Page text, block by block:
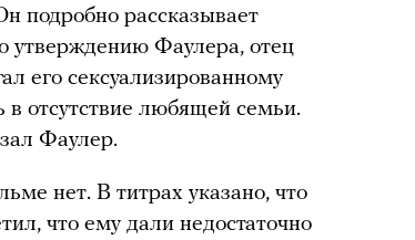
подробно рассказывает
утверждению Фаулера, отец
его сексуализированному
отсутствие любящей семьи.
Фаулер.
нет. В титрах указано, что
что ему дали недостаточно